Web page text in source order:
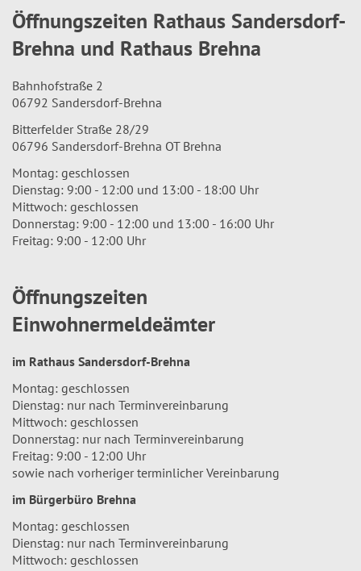
Öffnungszeiten Rathaus Sandersdorf-
Brehna und Rathaus Brehna
Bahnhofstraße 2
06792 Sandersdorf-Brehna
Bitterfelder Straße 28/29
06796 Sandersdorf-Brehna OT Brehna
Montag: geschlossen
Dienstag: 9:00 - 12:00 und 13:00 - 18:00 Uhr
Mittwoch: geschlossen
Donnerstag: 9:00 - 12:00 und 13:00 - 16:00 Uhr
Freitag: 9:00 - 12:00 Uhr
Öffnungszeiten
Einwohnermeldeämter
im Rathaus Sandersdorf-Brehna
Montag: geschlossen
Dienstag: nur nach Terminvereinbarung
Mittwoch: geschlossen
Donnerstag: nur nach Terminvereinbarung
Freitag: 9:00 - 12:00 Uhr
sowie nach vorheriger terminlicher Vereinbarung
im Bürgerbüro Brehna
Montag: geschlossen
Dienstag: nur nach Terminvereinbarung
Mittwoch: geschlossen